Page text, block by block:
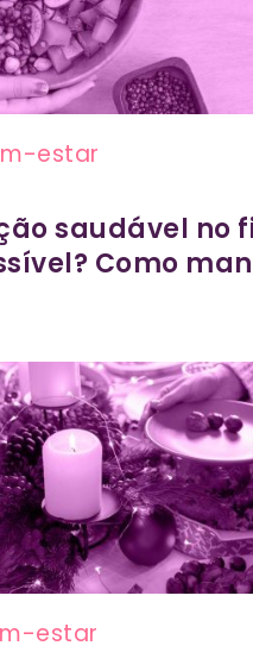
saudável no
Como
estar
estar